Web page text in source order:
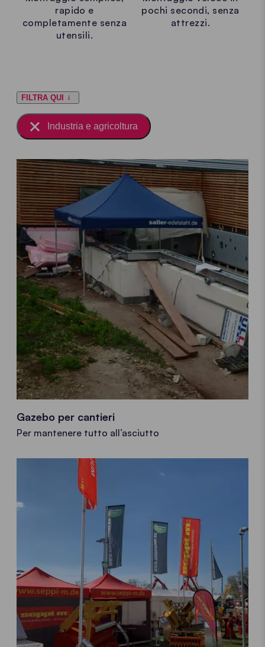
rapido e
completamente senza
utensili.
pochi secondi, senza
attrezzi.
FILTRA QUI
Industria e agricoltura
Gazebo per cantieri
Per mantenere tutto all’asciutto